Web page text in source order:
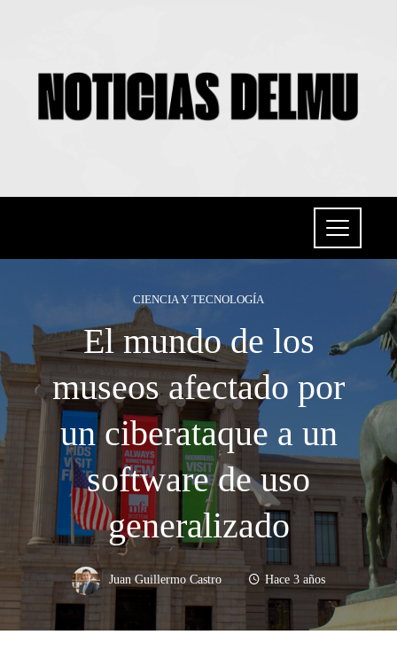
CIENCIA Y TECNOLOGÍA
El mundo de los
museos afectado por
un ciberataque a un
software de uso
generalizado
Juan Guillermo Castro Hace 3 años